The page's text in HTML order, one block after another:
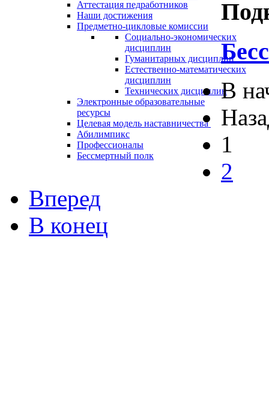
Аттестация педработников
Наши достижения
Предметно-цикловые комиссии
Социально-экономических
дисциплин
Гуманитарных дисциплин
Естественно-математических
дисциплин
Технических дисциплин
Электронные образовательные
ресурсы
Целевая модель наставничества
Абилимпикс
Профессионалы
Бессмертный полк
В
1
2
Вперед
В конец